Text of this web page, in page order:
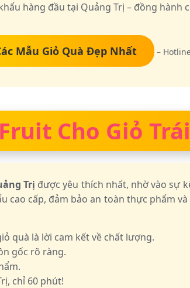
hàng đầu tại Quảng Trị – đồng hành
Mẫu Giỏ Quà Đẹp Nhất –
Cho Giỏ
Trị được yêu thích nhất, nhờ vào sự
cao cấp, đảm bảo an toàn thực phẩm
quà là lời cam kết về chất lượng.
gốc rõ ràng.
chỉ 60 phút!